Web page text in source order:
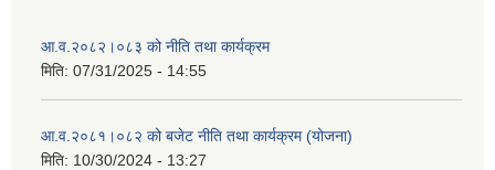
आ.व.२०८२।०८३ को नीति तथा कार्यक्रम
मिति: 07/31/2025 - 14:55
आ.व.२०८१।०८२ को बजेट नीति तथा कार्यक्रम (योजना)
मिति: 10/30/2024 - 13:27